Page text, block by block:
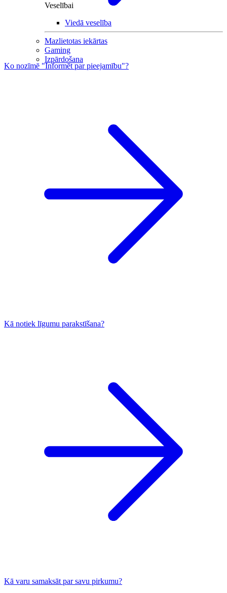
Veselībai
Viedā veselība
Mazlietotas iekārtas
Gaming
Izpārdošana
Ko nozīmē "Informēt par pieejamību"?
Kā notiek līgumu parakstīšana?
Kā varu samaksāt par savu pirkumu?